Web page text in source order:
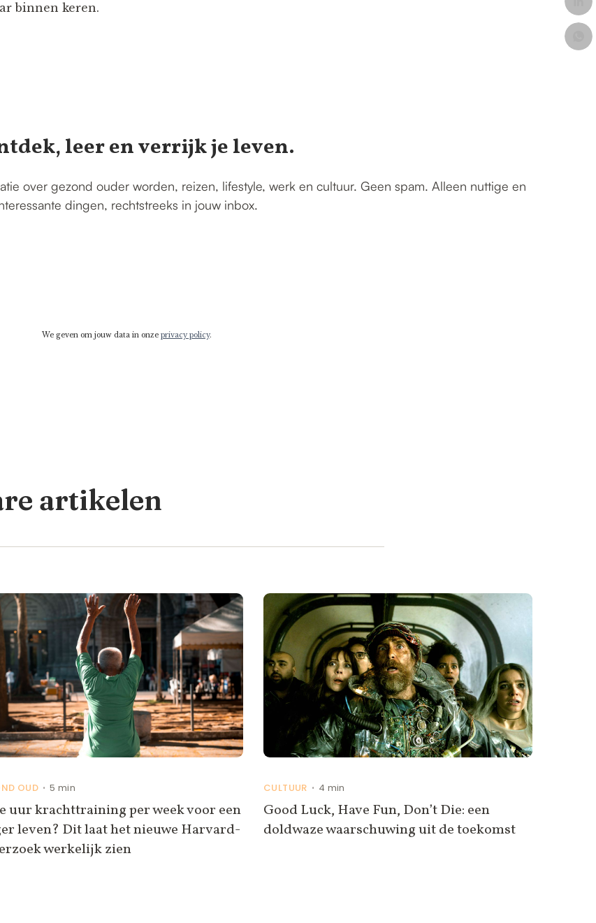
binnen keren.
leer en verrijk je leven.
over gezond ouder worden, reizen, lifestyle, werk en cultuur. Geen spam. Alleen nuttige en
dingen, rechtstreeks in jouw inbox.
We geven om jouw data in onze privacy policy.
artikelen
OUD• 5 min
uur krachttraining per week voor een
leven? Dit laat het nieuwe Harvard-
werkelijk zien
CULTUUR • 4 min
Good Luck, Have Fun, Don’t Die: een
doldwaze waarschuwing uit de toekomst